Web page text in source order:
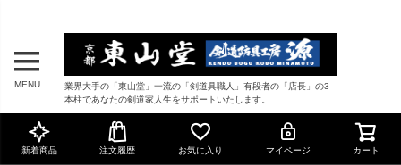
MENU
業界大手の「東山堂」一流の「剣道具職人」有段者の「店長」の3
本柱であなたの剣道家人生をサポートいたします。
新着商品 注文履歴 お気に入り マイページ カート